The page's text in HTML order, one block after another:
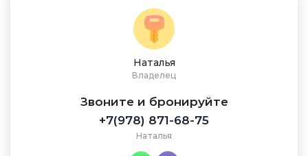
Наталья
Владелец
Звоните и бронируйте
+7(978) 871-68-75
Наталья